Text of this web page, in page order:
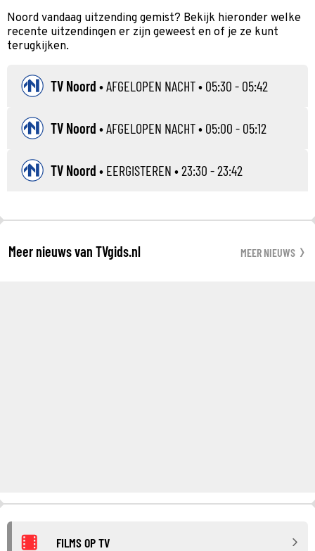
Noord vandaag uitzending gemist? Bekijk hieronder welke
recente uitzendingen er zijn geweest en of je ze kunt
terugkijken.
TV Noord •AFGELOPEN NACHT• 05:30 - 05:42
TV Noord •AFGELOPEN NACHT• 05:00 - 05:12
TV Noord • EERGISTEREN • 23:30 - 23:42
Meer nieuws van TVgids.nl MEER NIEUWS
FILMS OP TV